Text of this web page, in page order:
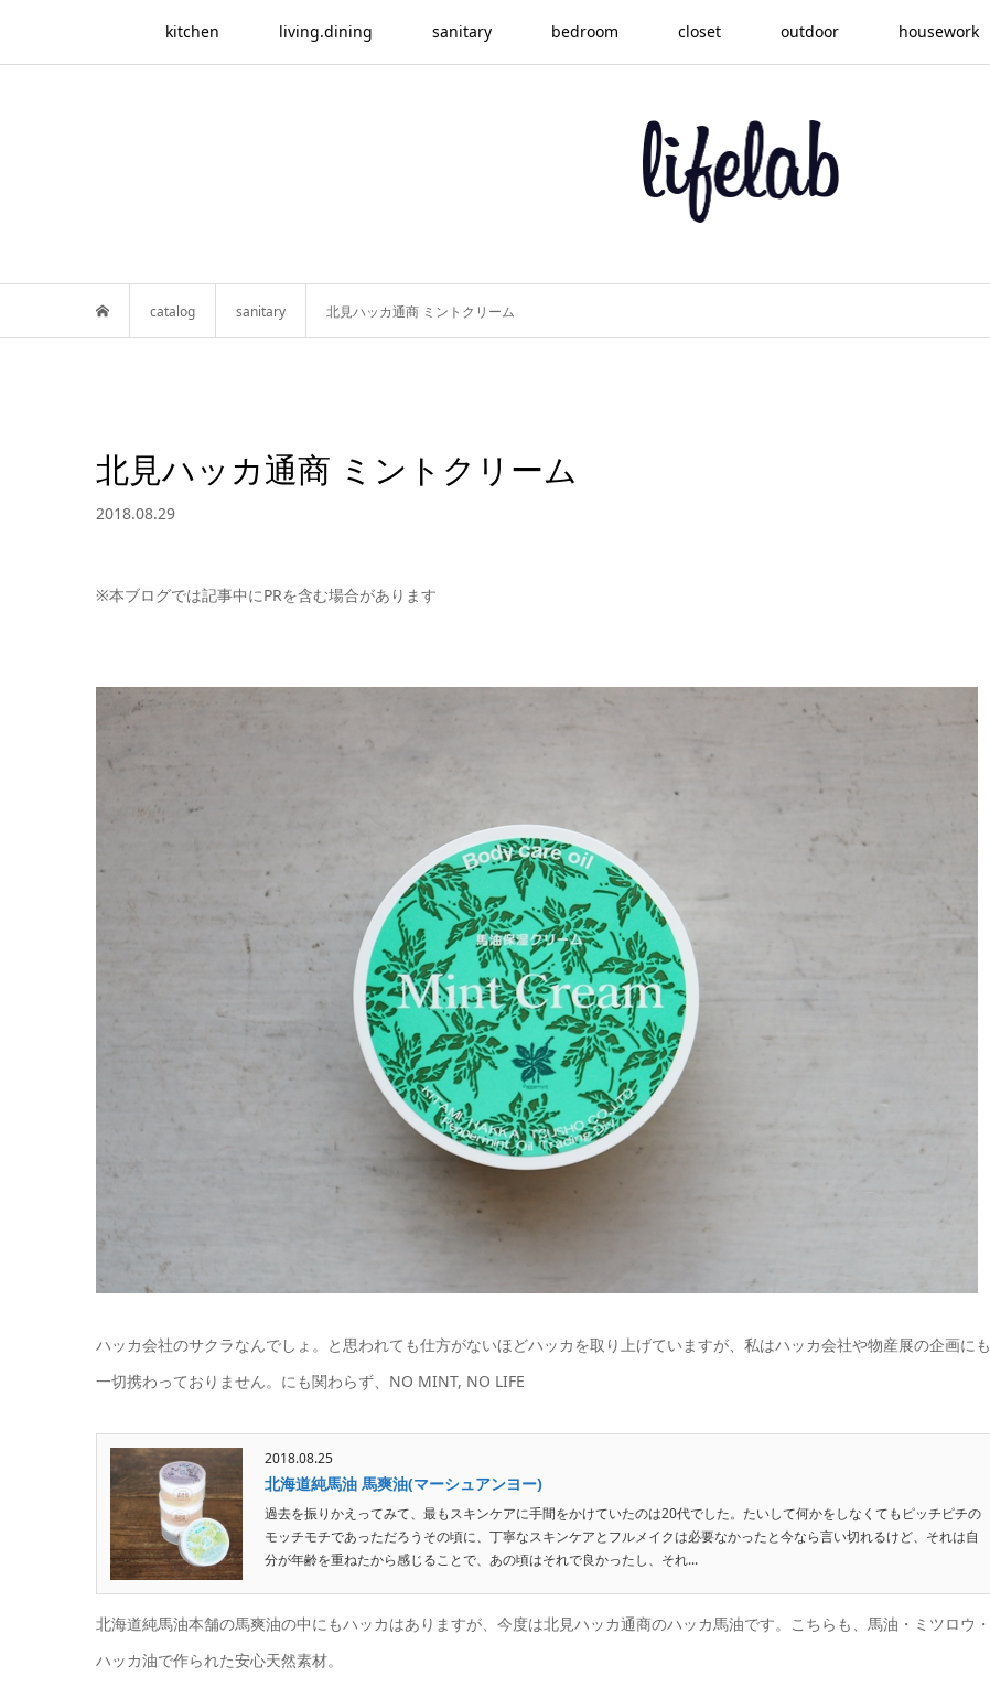
kitchen living.dining sanitary bedroom closet outdoor housework
catalog sanitary 北見ハッカ通商 ミントクリーム
北見ハッカ通商 ミントクリーム
2018.08.29
※本ブログでは記事中にPRを含む場合があります
ハッカ会社のサクラなんでしょ。と思われても仕方がないほどハッカを取り上げていますが、私はハッカ会社や物産展の企画にも
一切携わっておりません。にも関わらず、NO MINT, NO LIFE
2018.08.25
北海道純馬油 馬爽油(マーシュアンヨー)
過去を振りかえってみて、最もスキンケアに手間をかけていたのは20代でした。たいして何かをしなくてもピッチピチの
モッチモチであっただろうその頃に、丁寧なスキンケアとフルメイクは必要なかったと今なら言い切れるけど、それは自
分が年齢を重ねたから感じることで、あの頃はそれで良かったし、それ...
北海道純馬油本舗の馬爽油の中にもハッカはありますが、今度は北見ハッカ通商のハッカ馬油です。こちらも、馬油・ミツロウ・
ハッカ油で作られた安心天然素材。